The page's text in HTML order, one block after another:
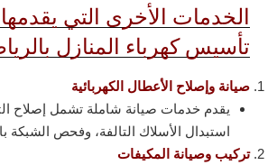
الخدمات الأخرى التي
تأسيس كهرباء المنازل
صيانة وإصلاح الأعطال الكهربائية
يقدم خدمات صيانة شاملة تشمل إصلاح
استبدال الأسلاك التالفة، وفحص الشبكة
تركيب وصيانة المكيفات